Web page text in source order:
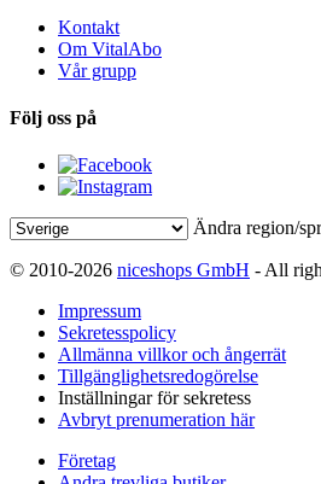
Kontakt
Om VitalAbo
Vår grupp
Följ oss på
Ändra region/
© 2010-2026 niceshops GmbH - All
Impressum
Sekretesspolicy
Allmänna villkor och ångerrät
Tillgänglighetsredogörelse
Inställningar för sekretess
Avbryt prenumeration här
Företag